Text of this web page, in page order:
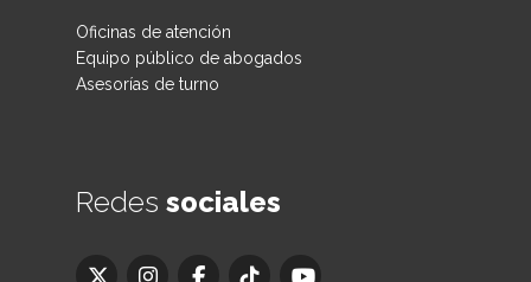
Oficinas de atención
Equipo público de abogados
Asesorías de turno
Redes sociales